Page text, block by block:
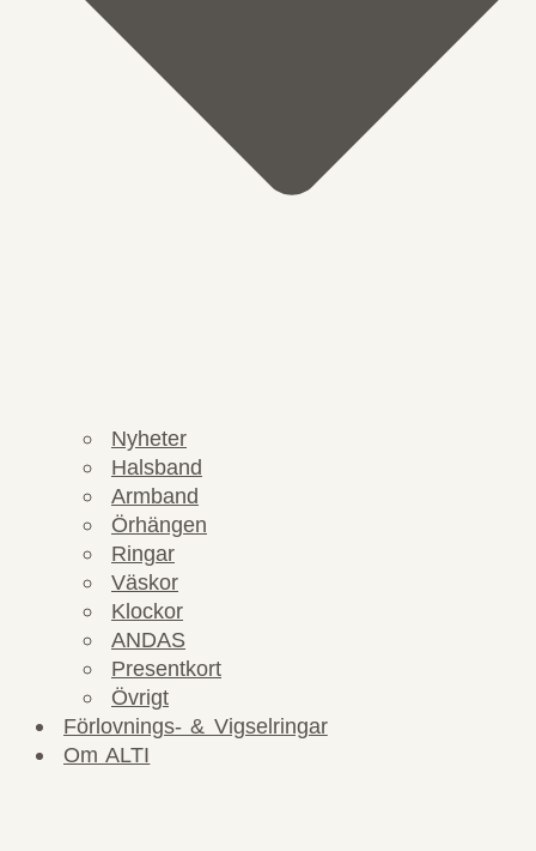
Nyheter
Halsband
Armband
Örhängen
Ringar
Väskor
Klockor
ANDAS
Presentkort
Övrigt
Förlovnings- & Vigselringar
Om ALTI